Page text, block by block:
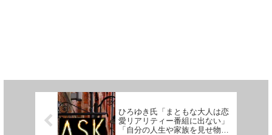
ひろゆき氏「まともな大人は恋
愛リアリティー番組に出ない」
「自分の人生や家族を見せ物に